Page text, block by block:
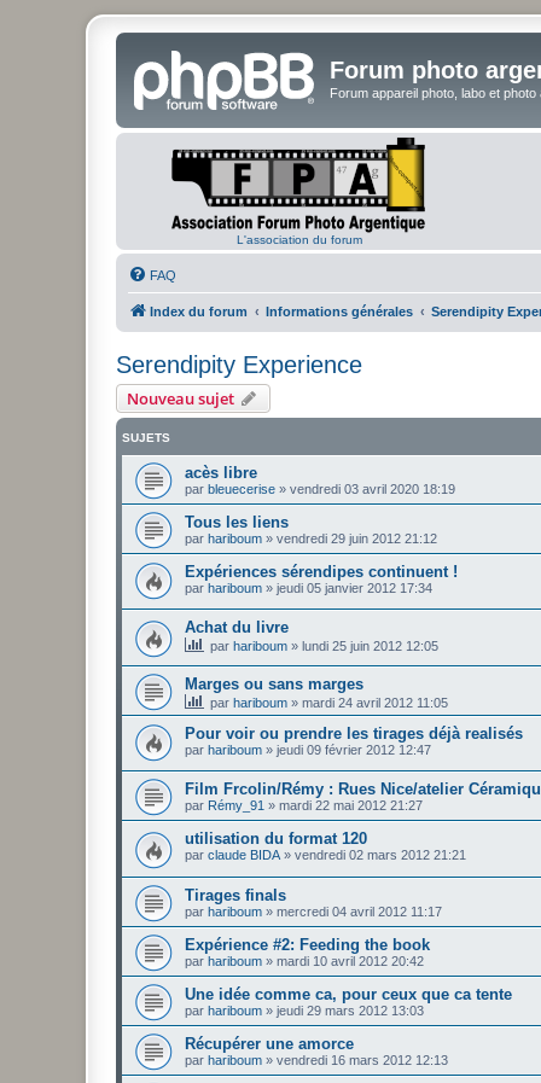
Forum photo
Forum appareil photo, labo et photo
L'association du forum
FAQ
Index du forum Informations générales Serendipity
Serendipity Experience
Nouveau sujet
SUJETS
acès libre
par bleuecerise » vendredi 03 avril 2020 18:19
Tous les liens
par hariboum » vendredi 29 juin 2012 21:12
Expériences sérendipes continuent !
par hariboum » jeudi 05 janvier 2012 17:34
Achat du livre
par hariboum » lundi 25 juin 2012 12:05
Marges ou sans marges
par hariboum » mardi 24 avril 2012 11:05
Pour voir ou prendre les tirages déjà realisés
par hariboum » jeudi 09 février 2012 12:47
Film Frcolin/Rémy : Rues Nice/atelier
par Rémy_91 » mardi 22 mai 2012 21:27
utilisation du format 120
par claude BIDA» vendredi 02 mars 2012 21:21
Tirages finals
par hariboum » mercredi 04 avril 2012 11:17
Expérience #2: Feeding the book
par hariboum » mardi 10 avril 2012 20:42
Une idée comme ca, pour ceux que ca tente
par hariboum » jeudi 29 mars 2012 13:03
Récupérer une amorce
par hariboum » vendredi 16 mars 2012 12:13